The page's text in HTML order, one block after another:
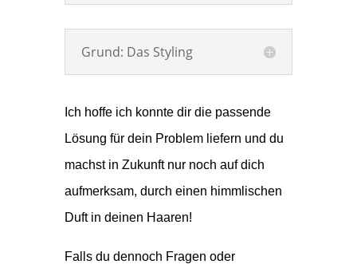
Grund: Das Styling
Ich hoffe ich konnte dir die passende
Lösung für dein Problem liefern und du
machst in Zukunft nur noch auf dich
aufmerksam, durch einen himmlischen
Duft in deinen Haaren!
Falls du dennoch Fragen oder